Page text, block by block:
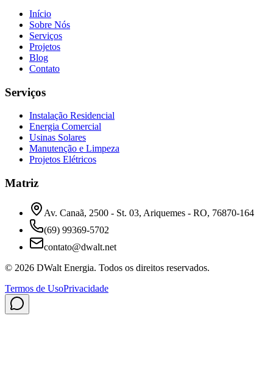
Início
Sobre Nós
Serviços
Projetos
Blog
Contato
Serviços
Instalação Residencial
Energia Comercial
Usinas Solares
Manutenção e Limpeza
Projetos Elétricos
Matriz
Av. Canaã, 2500 - St. 03, Ariquemes - RO, 76870-164
(69) 99369-5702
contato@dwalt.net
© 2026 DWalt Energia. Todos os direitos reservados.
Termos de UsoPrivacidade